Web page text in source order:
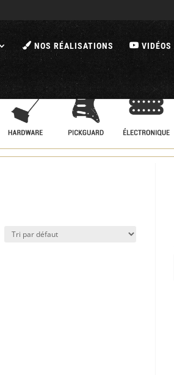
NOS RÉALISATIONS VIDÉOS